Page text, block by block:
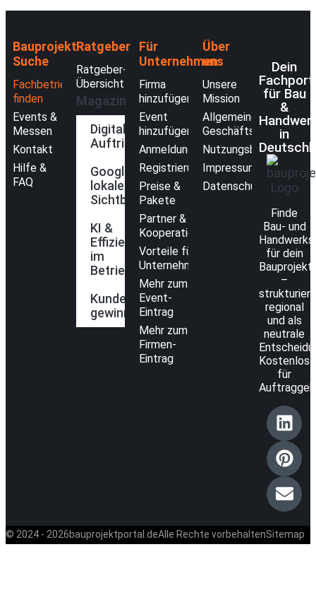
Bauprojekt-
Suche
Fachbetriebe
finden
Events &
Messen
Kontakt
Hilfe &
FAQ
Ratgeber
Ratgeber-
Übersicht
Magazin
Digitaler
Auftritt
Google &
lokale
Sichtbarkeit
KI &
Effizienz
im
Betrieb
Kunden
gewinnen
Für
Unternehmen
Firma
hinzufügen
Event
hinzufügen
Anmeldung
Registrierung
Preise &
Pakete
Partner &
Kooperationen
Vorteile für
Unternehmen
Mehr zum
Event-
Eintrag
Mehr zum
Firmen-
Eintrag
Über
uns
Unsere
Mission
Allgemeine
Nutzungsbedingungen
Impressum
Datenschutzerklärung
Dein
für Bau
&
in
Finde
Bau- und
für dein
Bauprojekt
–
regional
und als
neutrale
Kostenlos
für
© 2024 - 2026bauprojektportal.deAlle Rechte vorbehaltenSitemap